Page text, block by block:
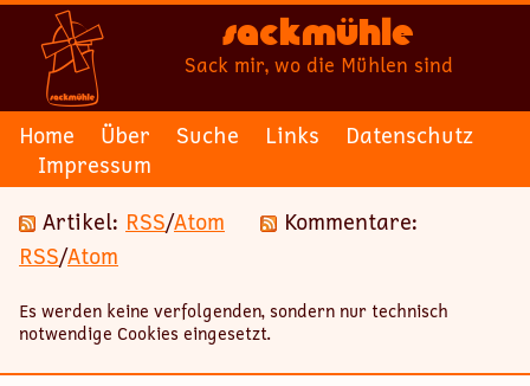
Sackmühle
Sack mir, wo die Mühlen sind
Home Über Suche Links
Datenschutz
Impressum
Artikel: RSS/Atom
Kommentare:
RSS/Atom
Es werden keine verfolgenden, sondern nur technisch
notwendige Cookies eingesetzt.